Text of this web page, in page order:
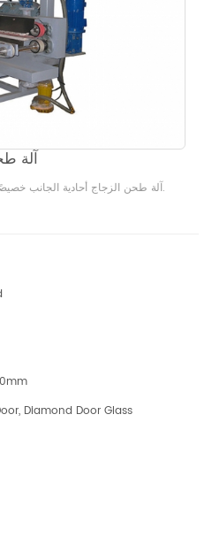
آلة
آلة طحن الزجاج أحادية الجانب خصيصًا لباب الخزانة وزجاج الباب الماسي.
Diamond Door Glass